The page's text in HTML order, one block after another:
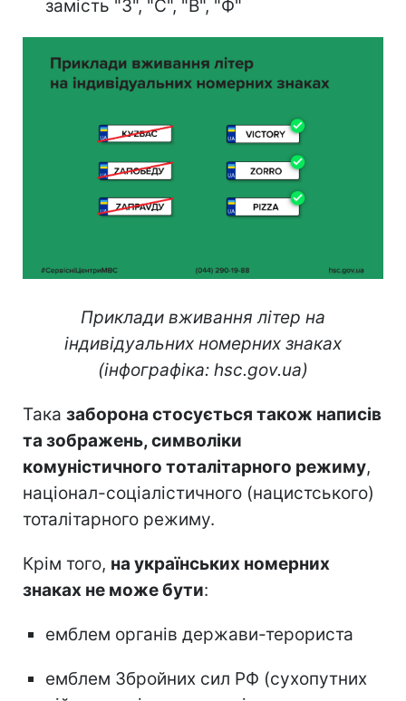
замість "З", "С", "В", "Ф"
Приклади вживання літер на
індивідуальних номерних знаках
(інфографіка: hsc.gov.ua)
Така заборона стосується також написів
та зображень, символіки
комуністичного тоталітарного режиму,
націонал-соціалістичного (нацистського)
тоталітарного режиму.
Крім того, на українських номерних
знаках не може бути:
емблем органів держави-терориста
емблем Збройних сил РФ (сухопутних